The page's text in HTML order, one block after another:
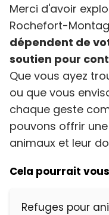
Merci d'avoir
Rochefort-
dépendent de
soutien pour
Que vous ayez
ou que vous
chaque geste
pouvons offrir
animaux et leur
Cela pourrait
Refuges pour